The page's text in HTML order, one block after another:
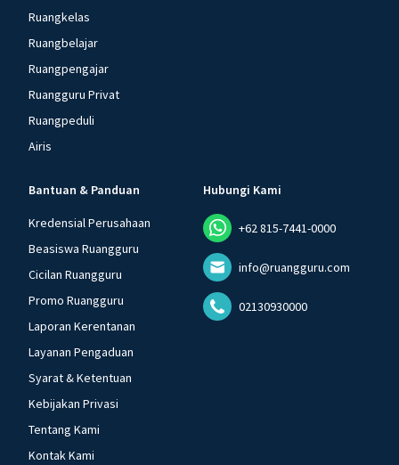
Ruangkelas
Ruangbelajar
Ruangpengajar
Ruangguru Privat
Ruangpeduli
Airis
Bantuan & Panduan
Kredensial Perusahaan
Beasiswa Ruangguru
Cicilan Ruangguru
Promo Ruangguru
Laporan Kerentanan
Layanan Pengaduan
Syarat & Ketentuan
Kebijakan Privasi
Tentang Kami
Kontak Kami
Hubungi Kami
+62 815-7441-0000
info@ruangguru.com
02130930000